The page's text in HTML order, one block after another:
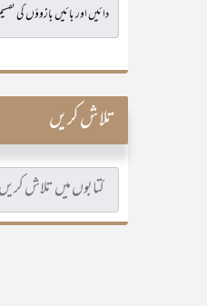
تلاش کریں